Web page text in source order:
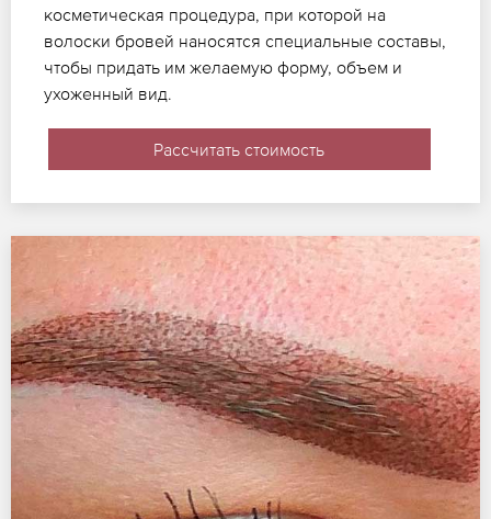
косметическая процедура, при которой на
волоски бровей наносятся специальные составы,
чтобы придать им желаемую форму, объем и
ухоженный вид.
Рассчитать стоимость